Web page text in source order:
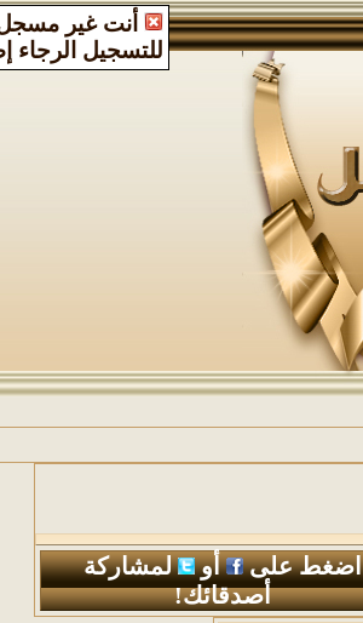
أنت غير
للتسجيل الرجاء
اضغط على
أو
لمشاركة
أصدقائك!